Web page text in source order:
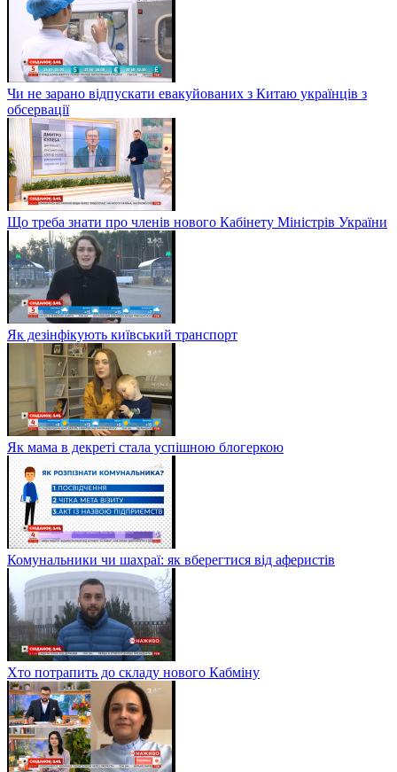
Чи не зарано відпускати евакуйованих з Китаю українців з
обсервації
Що треба знати про членів нового Кабінету Міністрів України
Як дезінфікують київський транспорт
Як мама в декреті стала успішною блогеркою
Комунальники чи шахраї: як вберегтися від аферистів
Хто потрапить до складу нового Кабміну